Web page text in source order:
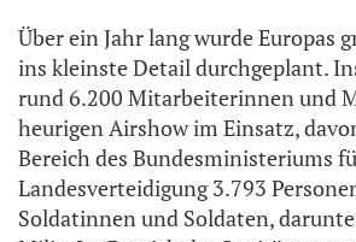
Über ein Jahr lang wurde Europas
ins kleinste Detail durchgeplant.
rund 6.200 Mitarbeiterinnen und
heurigen Airshow im Einsatz,
Bereich des Bundesministeriums
Landesverteidigung 3.793
Soldatinnen und Soldaten,